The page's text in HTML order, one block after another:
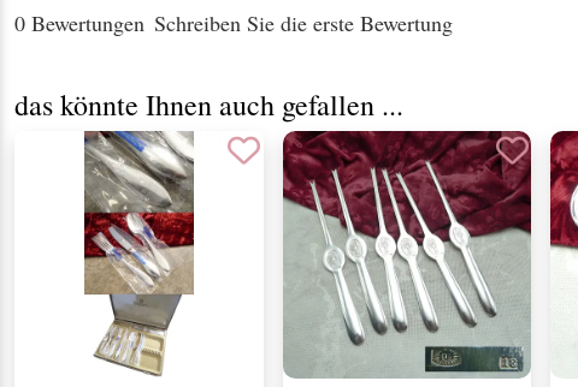
0 Bewertungen Schreiben Sie die erste Bewertung
das könnte Ihnen auch gefallen ...